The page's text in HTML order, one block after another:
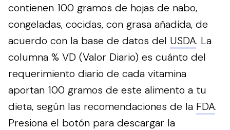
contienen 100 gramos de hojas de nabo,
congeladas, cocidas, con grasa añadida, de
acuerdo con la base de datos del USDA. La
columna % VD (Valor Diario) es cuánto del
requerimiento diario de cada vitamina
aportan 100 gramos de este alimento a tu
dieta, según las recomendaciones de la FDA.
Presiona el botón para descargar la